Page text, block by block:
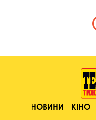
НОВИНИ КІНО